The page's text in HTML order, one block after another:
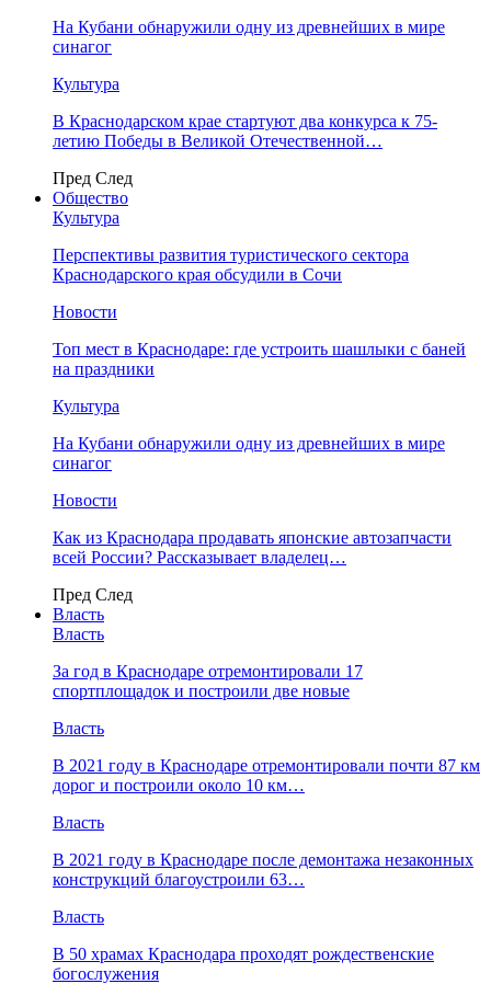
На Кубани обнаружили одну из древнейших в мире
синагог
Культура
В Краснодарском крае стартуют два конкурса к 75-
летию Победы в Великой Отечественной…
Пред След
Общество
Культура
Перспективы развития туристического сектора
Краснодарского края обсудили в Сочи
Новости
Топ мест в Краснодаре: где устроить шашлыки с баней
на праздники
Культура
На Кубани обнаружили одну из древнейших в мире
синагог
Новости
Как из Краснодара продавать японские автозапчасти
всей России? Рассказывает владелец…
Пред След
Власть
Власть
За год в Краснодаре отремонтировали 17
спортплощадок и построили две новые
Власть
В 2021 году в Краснодаре отремонтировали почти 87 км
дорог и построили около 10 км…
Власть
В 2021 году в Краснодаре после демонтажа незаконных
конструкций благоустроили 63…
Власть
В 50 храмах Краснодара проходят рождественские
богослужения